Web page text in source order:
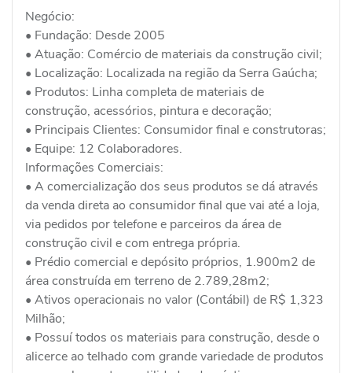
Negócio:
• Fundação: Desde 2005
• Atuação: Comércio de materiais da construção civil;
• Localização: Localizada na região da Serra Gaúcha;
• Produtos: Linha completa de materiais de
construção, acessórios, pintura e decoração;
• Principais Clientes: Consumidor final e construtoras;
• Equipe: 12 Colaboradores.
Informações Comerciais:
• A comercialização dos seus produtos se dá através
da venda direta ao consumidor final que vai até a loja,
via pedidos por telefone e parceiros da área de
construção civil e com entrega própria.
• Prédio comercial e depósito próprios, 1.900m2 de
área construída em terreno de 2.789,28m2;
• Ativos operacionais no valor (Contábil) de R$ 1,323
Milhão;
• Possuí todos os materiais para construção, desde o
alicerce ao telhado com grande variedade de produtos